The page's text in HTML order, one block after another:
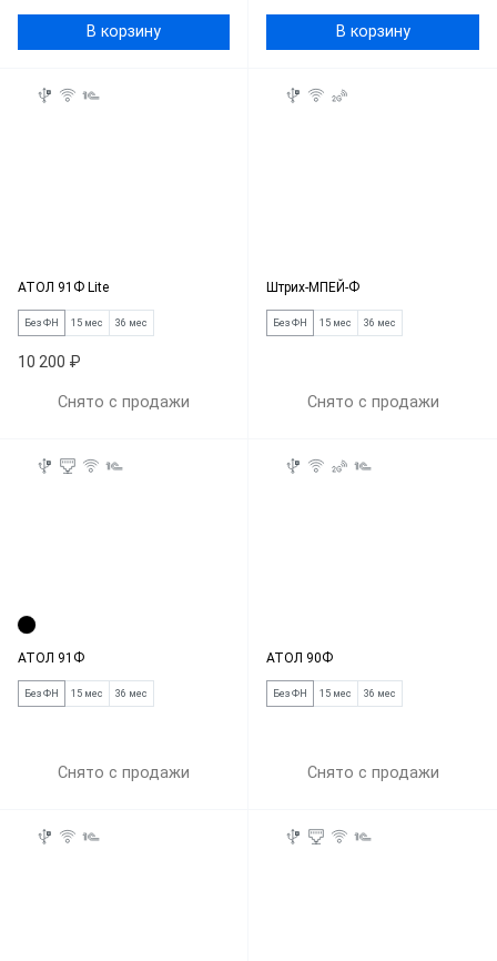
В корзину В корзину
АТОЛ 91Ф Lite
Без ФН 15 мес 36 мес
10 200 ₽
Снято с продажи
Штрих-МПЕЙ-Ф
Без ФН 15 мес 36 мес
Снято с продажи
АТОЛ 91Ф
Без ФН 15 мес 36 мес
Снято с продажи
АТОЛ 90Ф
Без ФН 15 мес 36 мес
Снято с продажи